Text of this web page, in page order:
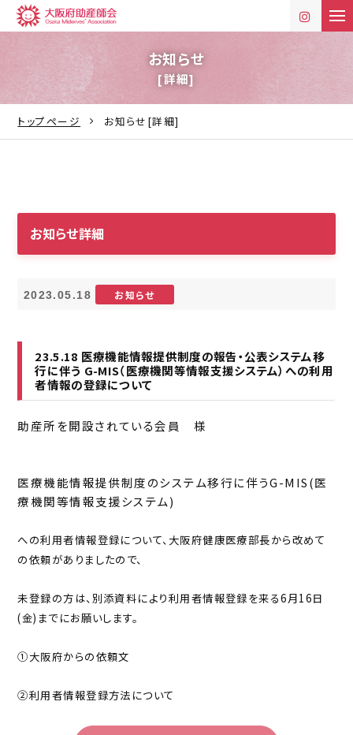
t
o
a
g
お知らせ
[詳細]
トップページ お知らせ[詳細]
お知らせ詳細
2023.05.18 お知らせ
23.5.18 医療機能情報提供制度の報告・公表システム移
行に伴う G-MIS（医療機関等情報支援システム）への利用
者情報の登録について
助産所を開設されている会員 様
医療機能情報提供制度のシステム移行に伴うG-MIS(医
療機関等情報支援システム)
への利用者情報登録について、大阪府健康医療部長から改めて
の依頼がありましたので、
未登録の方は、別添資料により利用者情報登録を来る6月16日
(金)までにお願いします。
①大阪府からの依頼文
②利用者情報登録方法について